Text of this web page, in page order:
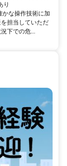
り
な操作技術に加
担当していただ
下での危...